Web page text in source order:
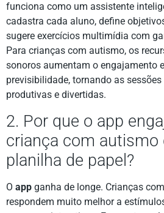
funciona como um assistente
cadastra cada aluno, define
sugere exercícios multimídia com
Para crianças com autismo, os
sonoros aumentam o engajamento
previsibilidade, tornando as
produtivas e divertidas.
2. Por que o app
criança com autismo
planilha de papel?
O app ganha de longe. Crianças
respondem muito melhor a